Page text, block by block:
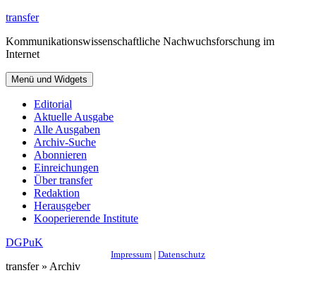
Zum
springen
transfer
Kommunikationswissenschaftliche Nachwuchsforschung im
Internet
Menü und Widgets
Editorial
Aktuelle Ausgabe
Alle Ausgaben
Archiv-Suche
Abonnieren
Einreichungen
Über transfer
Redaktion
Herausgeber
Kooperierende Institute
DGPuK
Impressum | Datenschutz
transfer » Archiv